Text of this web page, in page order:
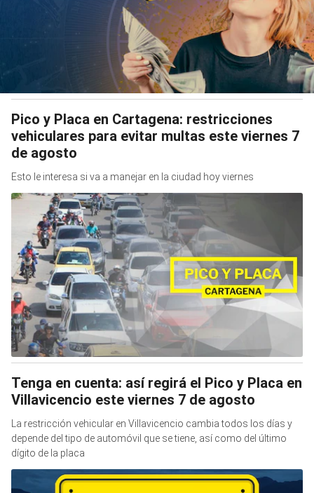
Pico y Placa en Cartagena: restricciones
vehiculares para evitar multas este viernes 7
de agosto
Esto le interesa si va a manejar en la ciudad hoy viernes
Tenga en cuenta: así regirá el Pico y Placa en
Villavicencio este viernes 7 de agosto
La restricción vehicular en Villavicencio cambia todos los días y
depende del tipo de automóvil que se tiene, así como del último
dígito de la placa